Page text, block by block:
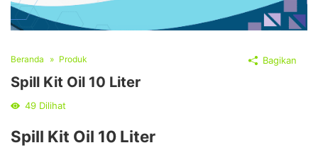
Beranda Produk
Spill Kit Oil 10 Liter
49 Dilihat
Spill Kit Oil 10 Liter
Bagikan